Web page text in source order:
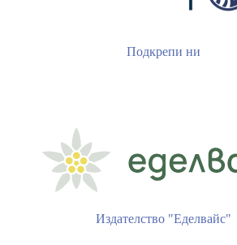
Подкрепи ни
Издателство "Еделвайс"